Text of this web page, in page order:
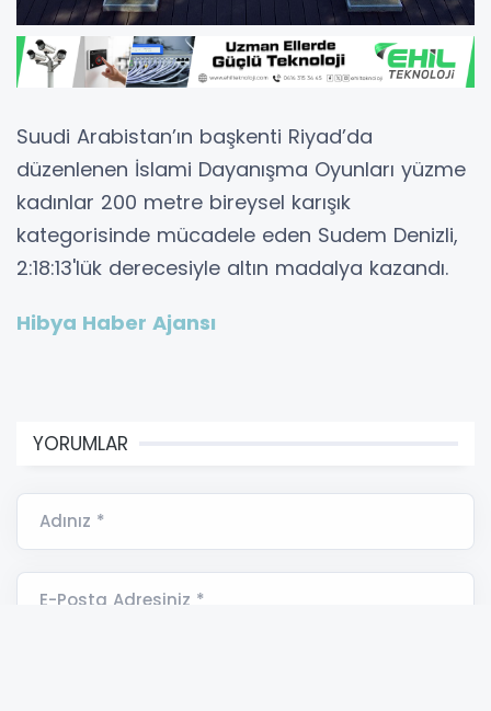
Suudi Arabistan’ın başkenti Riyad’da
düzenlenen İslami Dayanışma Oyunları yüzme
kadınlar 200 metre bireysel karışık
kategorisinde mücadele eden Sudem Denizli,
2:18:13'lük derecesiyle altın madalya kazandı.
Hibya Haber Ajansı
YORUMLAR
Adınız *
E-Posta Adresiniz *